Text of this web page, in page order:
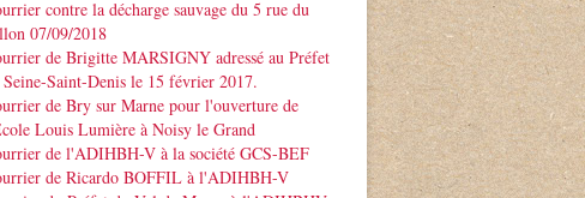
contre la décharge sauvage du 5 rue du
07/09/2018
de Brigitte MARSIGNY adressé au Préfet
Seine-Saint-Denis le 15 février 2017.
de Bry sur Marne pour l'ouverture de
Louis Lumière à Noisy le Grand
de l'ADIHBH-V à la société GCS-BEF
de Ricardo BOFFIL à l'ADIHBH-V